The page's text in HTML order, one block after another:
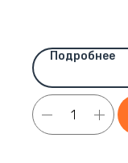
Подробнее